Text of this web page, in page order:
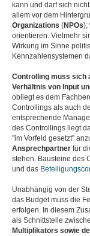
kann und darf sich
allem vor dem
Organizations (NPOs);
orientieren. Vielmehr
Wirkung im Sinne
Kennzahlensystemen
Controlling muss sich
Verhältnis von Input
obliegt es dem
Controllings als auch
entsprechende
des Controllings liegt
"im Vorfeld gesetzt"
Ansprechpartner für
stehen. Bausteine des
und das
Unabhängig von der
das Budget muss die
erfolgen. In diesem
als Schnittstelle
Multiplikators sowie